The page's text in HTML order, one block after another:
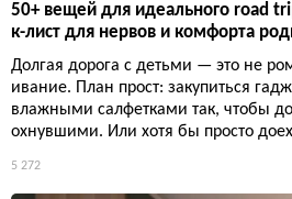
50+ вещей для идеального road
к-лист для нервов и комфорта
Долгая дорога с детьми — это не
ивание. План прост: закупиться
влажными салфетками так, чтобы
охнувшими. Или хотя бы просто
5 272